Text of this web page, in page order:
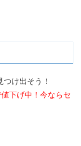
け出そう！
下げ中！今ならセ